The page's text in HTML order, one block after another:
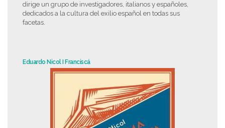
dirige un grupo de investigadores, italianos y españoles,
dedicados a la cultura del exilio español en todas sus
facetas.
Eduardo Nicol I Franciscá